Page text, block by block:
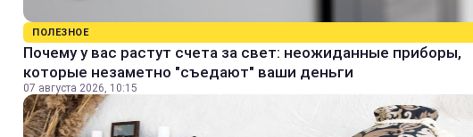
ПОЛЕЗНОЕ
Почему у вас растут счета за свет: неожиданные приборы,
которые незаметно "съедают" ваши деньги
07 августа 2026, 10:15